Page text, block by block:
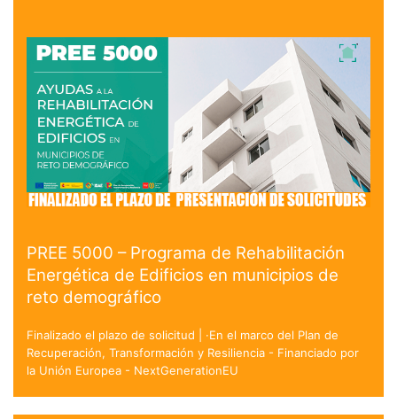
PREE 5000 – Programa de Rehabilitación
Energética de Edificios en municipios de
reto demográfico
Finalizado el plazo de solicitud | ·En el marco del Plan de
Recuperación, Transformación y Resiliencia - Financiado por
la Unión Europea - NextGenerationEU